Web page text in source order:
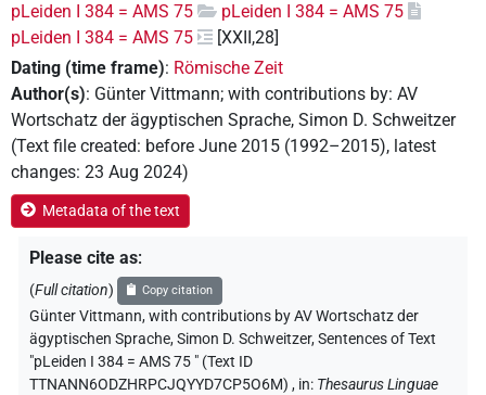
pLeiden I 384 = AMS 75
pLeiden I 384 = AMS 75
pLeiden I 384 = AMS 75
[XXII,28]
Dating (time frame): Römische Zeit
Author(s): Günter Vittmann; with contributions by: AV
Wortschatz der ägyptischen Sprache, Simon D. Schweitzer
(Text file created: before June 2015 (1992–2015), latest
changes: 23 Aug 2024)
Metadata of the text
Please cite as:
(Full citation) Copy citation
Günter Vittmann,with contributions byAV Wortschatz der
ägyptischen Sprache, Simon D. Schweitzer,Sentences of Text
"pLeiden I 384 = AMS 75 " (Text ID
TTNANN6ODZHRPCJQYYD7CP5O6M) , in: Thesaurus Linguae